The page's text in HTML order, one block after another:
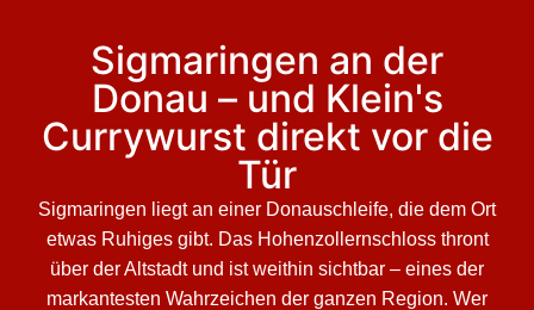
Sigmaringen an der
Donau – und Klein's
Currywurst direkt vor die
Tür
Sigmaringen liegt an einer Donauschleife, die dem Ort
etwas Ruhiges gibt. Das Hohenzollernschloss thront
über der Altstadt und ist weithin sichtbar – eines der
markantesten Wahrzeichen der ganzen Region. Wer